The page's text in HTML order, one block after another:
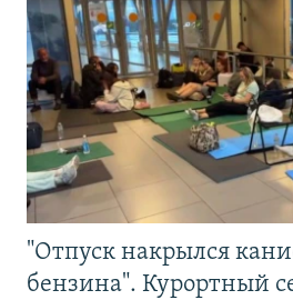
"Отпуск накрылся
бензина". Курортный